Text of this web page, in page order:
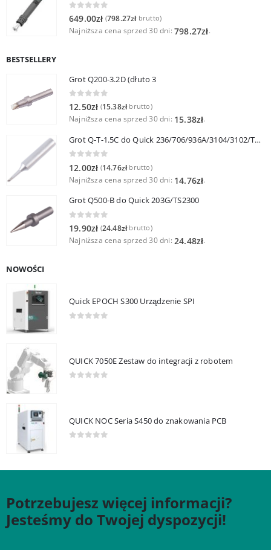
649.00zł (798.27złbrutto)
Najniższa cena sprzed 30 dni: 798.27zł.
BESTSELLERY
Grot Q200-3.2D (dłuto 3
0out of 5
12.50zł (15.38złbrutto)
Najniższa cena sprzed 30 dni: 15.38zł.
Grot Q-T-1.5C do Quick 236/706/936A/3104/3102/TS1100
12.00zł (14.76złbrutto)
Najniższa cena sprzed 30 dni: 14.76zł.
Grot Q500-B do Quick 203G/TS2300
0out of 5
19.90zł (24.48złbrutto)
Najniższa cena sprzed 30 dni: 24.48zł.
NOWOŚCI
Quick EPOCH S300 Urządzenie SPI
QUICK 7050E Zestaw do integracji z robotem
QUICK NOC Seria S450 do znakowania PCB
Potrzebujesz więcej informacji?
Jesteśmy do Twojej dyspozycji!